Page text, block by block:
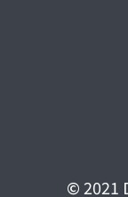
© 2021